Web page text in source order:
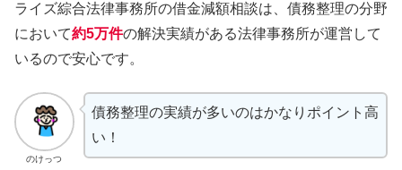
ライズ綜合法律事務所の借金減額相談は、債務整理の分野
において約5万件の解決実績がある法律事務所が運営して
いるので安心です。
のけっつ
債務整理の実績が多いのはかなりポイント高
い！